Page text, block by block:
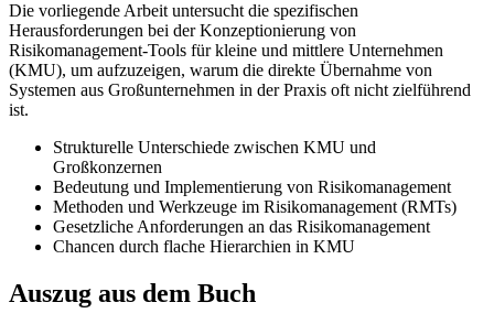
Die vorliegende Arbeit untersucht die spezifischen
Herausforderungen bei der Konzeptionierung von
Risikomanagement-Tools für kleine und mittlere Unternehmen
(KMU), um aufzuzeigen, warum die direkte Übernahme von
Systemen aus Großunternehmen in der Praxis oft nicht zielführend
ist.
Strukturelle Unterschiede zwischen KMU und
Großkonzernen
Bedeutung und Implementierung von Risikomanagement
Methoden und Werkzeuge im Risikomanagement (RMTs)
Gesetzliche Anforderungen an das Risikomanagement
Chancen durch flache Hierarchien in KMU
Auszug aus dem Buch